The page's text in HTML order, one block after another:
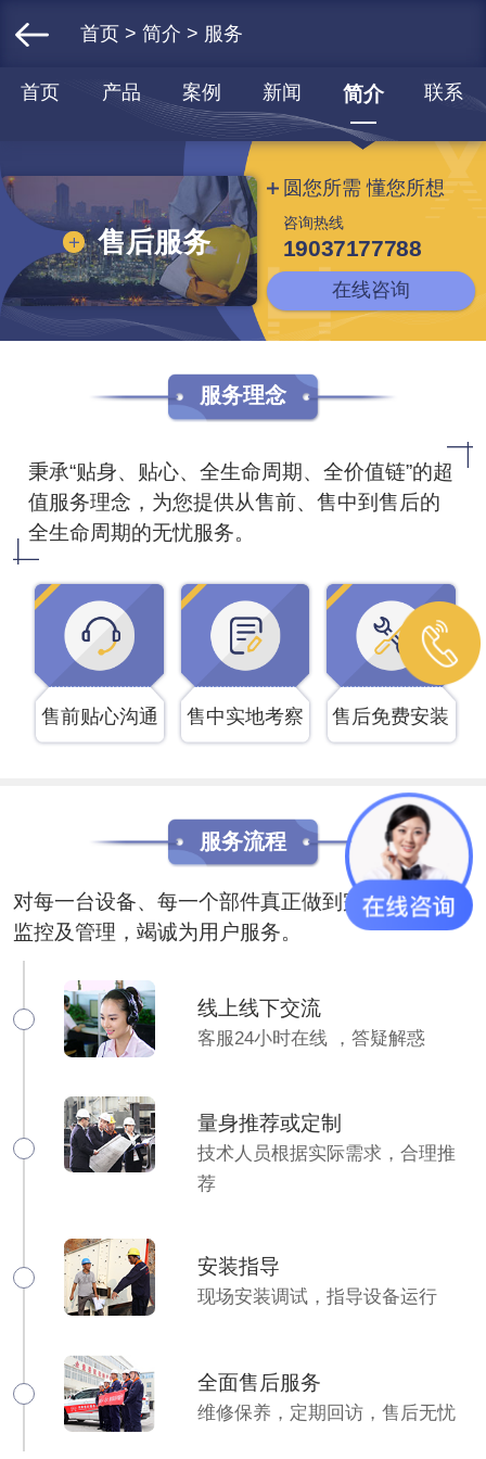
首页 > 简介 > 服务
首页 产品 案例 新闻 简介 联系
售后服务
圆您所需 懂您所想
咨询热线
19037177788
在线咨询
服务理念
秉承“贴身、贴心、全生命周期、全价值链”的超
值服务理念，为您提供从售前、售中到售后的
全生命周期的无忧服务。
售前贴心沟通 售中实地考察 售后免费安装
服务流程
对每一台设备、每一个部件真正做到完全立体化的
监控及管理，竭诚为用户服务。
线上线下交流
客服24小时在线 ，答疑解惑
量身推荐或定制
技术人员根据实际需求，合理推
荐
安装指导
现场安装调试，指导设备运行
全面售后服务
维修保养，定期回访，售后无忧